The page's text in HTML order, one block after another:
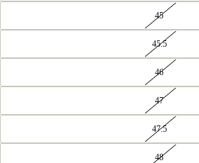
45
45.5
46
47
47.5
48